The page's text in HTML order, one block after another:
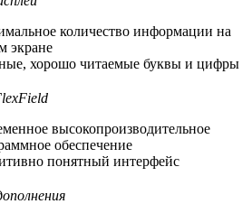
количество информации на
экране
хорошо читаемые буквы и цифры
высокопроизводительное
обеспечение
понятный интерфейс